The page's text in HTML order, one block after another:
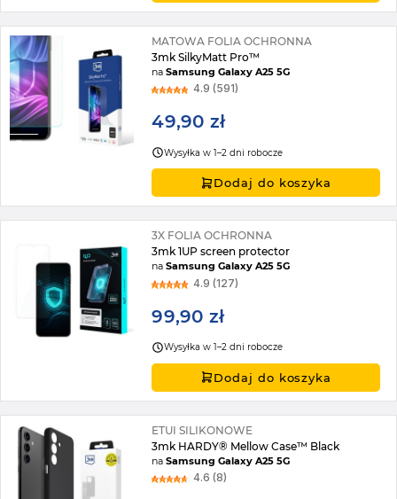
MATOWA FOLIA OCHRONNA
3mk SilkyMatt Pro™
naSamsung Galaxy A25 5G
4.9 (591)
49,90 zł
Wysyłka w 1–2 dni robocze
Dodaj do koszyka
3X FOLIA OCHRONNA
3mk 1UP screen protector
naSamsung Galaxy A25 5G
4.9 (127)
99,90 zł
Wysyłka w 1–2 dni robocze
Dodaj do koszyka
ETUI SILIKONOWE
3mk HARDY® Mellow Case™ Black
naSamsung Galaxy A25 5G
4.6 (8)